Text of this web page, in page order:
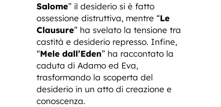
Salome” il desiderio si è fatto
ossessione distruttiva, mentre “Le
Clausure” ha svelato la tensione tra
castità e desiderio represso. Infine,
“Mele dall’Eden” ha raccontato la
caduta di Adamo ed Eva,
trasformando la scoperta del
desiderio in un atto di creazione e
conoscenza.